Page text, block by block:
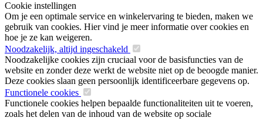
Cookie instellingen
Om je een optimale service en winkelervaring te bieden, maken we
gebruik van cookies. Hier vind je meer informatie over cookies en
hoe je ze kan weigeren.
Noodzakelijk, altijd ingeschakeld
Noodzakelijke cookies zijn cruciaal voor de basisfuncties van de
website en zonder deze werkt de website niet op de beoogde manier.
Deze cookies slaan geen persoonlijk identificeerbare gegevens op.
Functionele cookies
Functionele cookies helpen bepaalde functionaliteiten uit te voeren,
zoals het delen van de inhoud van de website op sociale